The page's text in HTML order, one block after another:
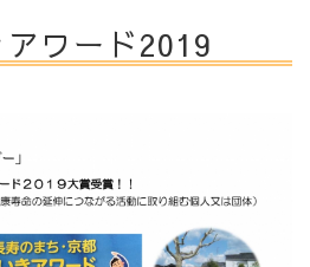
ワード2019